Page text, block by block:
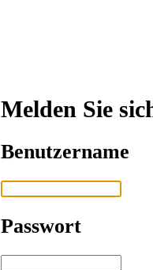
Melden Sie
Benutzername
Passwort